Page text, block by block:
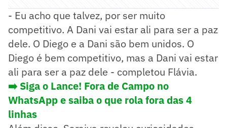
- Eu acho que talvez, por ser muito
competitivo. A Dani vai estar ali para ser a paz
dele. O Diego e a Dani são bem unidos. O
Diego é bem competitivo, mas a Dani vai estar
ali para ser a paz dele - completou Flávia.
➡️ Siga o Lance! Fora de Campo no
WhatsApp e saiba o que rola fora das 4
linhas